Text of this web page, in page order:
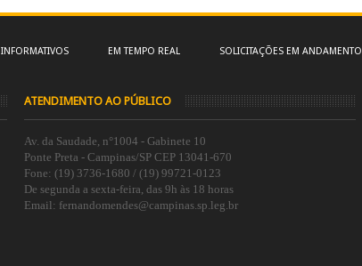
INFORMATIVOS EM TEMPO REAL SOLICITAÇÕES EM ANDAMENTO
ATENDIMENTO AO PÚBLICO
Av. da Saudade, n°1004 - Gabinete 10
Ponte Preta - Campinas/SP CEP 13041-670
Fone: (19) 3736-1680 / (19) 99721-0123
De segunda a sexta-feira, das 9h às 18 horas
Email: fernandomendes@campinas.sp.leg.br